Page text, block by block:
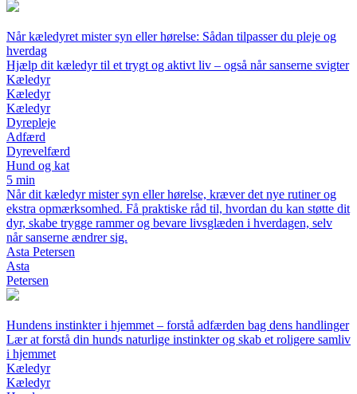
Når kæledyret mister syn eller hørelse: Sådan tilpasser du pleje og
hverdag
Hjælp dit kæledyr til et trygt og aktivt liv – også når sanserne svigter
Kæledyr
Kæledyr
Kæledyr
Dyrepleje
Adfærd
Dyrevelfærd
Hund og kat
5 min
Når dit kæledyr mister syn eller hørelse, kræver det nye rutiner og
ekstra opmærksomhed. Få praktiske råd til, hvordan du kan støtte dit
dyr, skabe trygge rammer og bevare livsglæden i hverdagen, selv
når sanserne ændrer sig.
Asta Petersen
Asta
Petersen
Hundens instinkter i hjemmet – forstå adfærden bag dens handlinger
Lær at forstå din hunds naturlige instinkter og skab et roligere samliv
i hjemmet
Kæledyr
Kæledyr